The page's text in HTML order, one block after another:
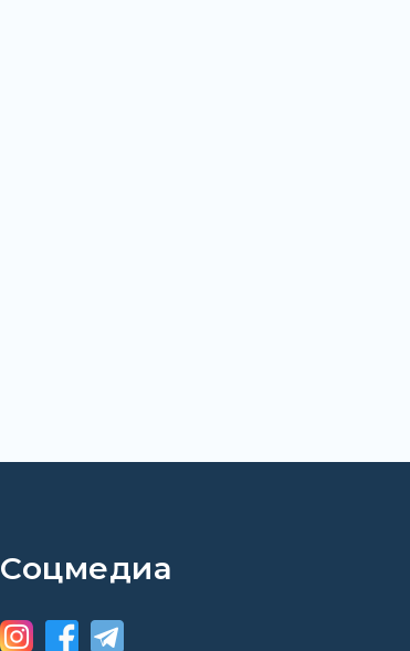
Соцмедиа